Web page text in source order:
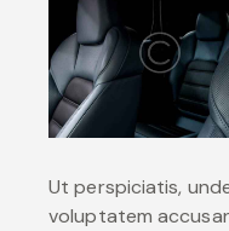
Ut perspiciatis,
voluptatem